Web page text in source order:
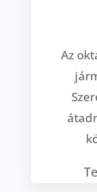
Az